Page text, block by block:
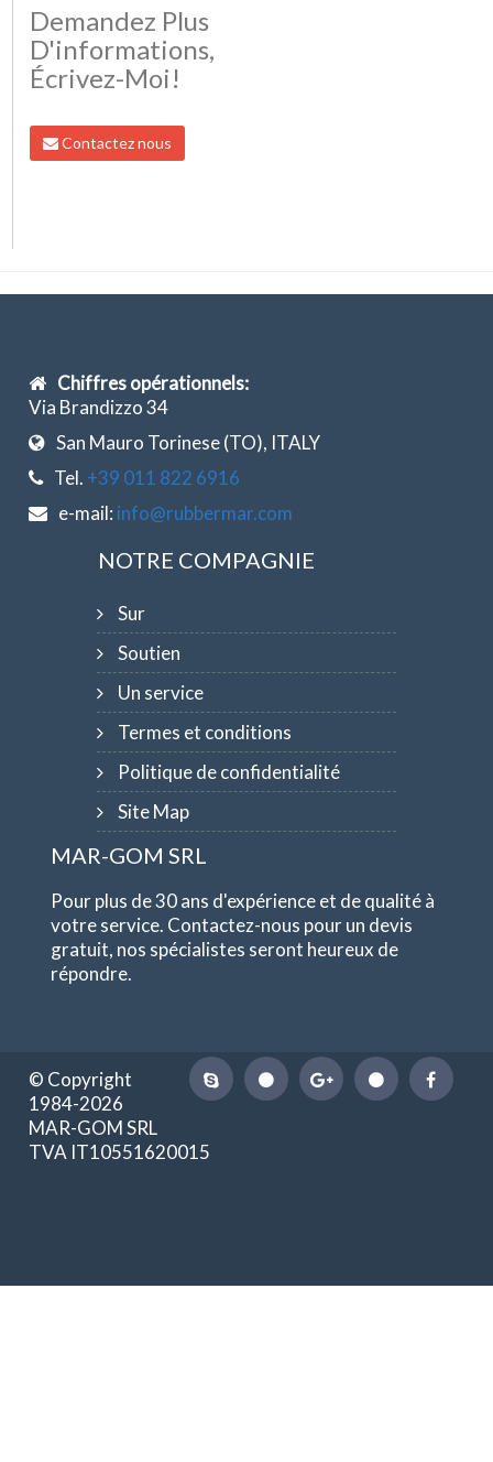
Demandez Plus
D'informations,
Écrivez-Moi!
Contactez nous
Chiffres opérationnels:
Via Brandizzo 34
San Mauro Torinese (TO), ITALY
Tel. +39 011 822 6916
e-mail: info@rubbermar.com
NOTRE COMPAGNIE
Sur
Soutien
Un service
Termes et conditions
Politique de confidentialité
Site Map
MAR-GOM SRL
Pour plus de 30 ans d'expérience et de qualité à
votre service. Contactez-nous pour un devis
gratuit, nos spécialistes seront heureux de
répondre.
© Copyright
1984-2026
MAR-GOM SRL
TVA IT10551620015